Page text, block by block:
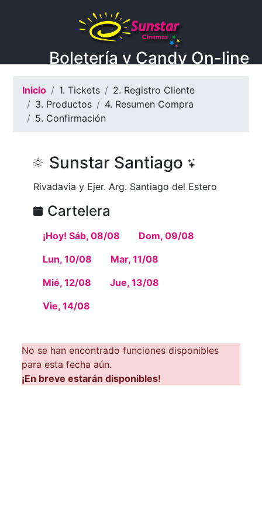
Boletería y Candy On-line
Inicio 1. Tickets
2. Registro Cliente
3. Productos
4. Resumen Compra
5. Confirmación
Sunstar Santiago
Rivadavia y Ejer. Arg. Santiago del Estero
Cartelera
¡Hoy! Sáb, 08/08
Dom, 09/08
Lun, 10/08
Mar, 11/08
Mié, 12/08
Jue, 13/08
Vie, 14/08
No se han encontrado funciones disponibles
para esta fecha aún.
¡En breve estarán disponibles!